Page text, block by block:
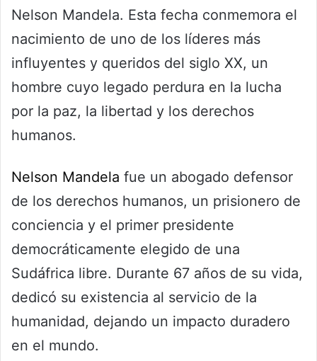
Nelson Mandela. Esta fecha conmemora el
nacimiento de uno de los líderes más
influyentes y queridos del siglo XX, un
hombre cuyo legado perdura en la lucha
por la paz, la libertad y los derechos
humanos.
Nelson Mandela fue un abogado defensor
de los derechos humanos, un prisionero de
conciencia y el primer presidente
democráticamente elegido de una
Sudáfrica libre. Durante 67 años de su vida,
dedicó su existencia al servicio de la
humanidad, dejando un impacto duradero
en el mundo.